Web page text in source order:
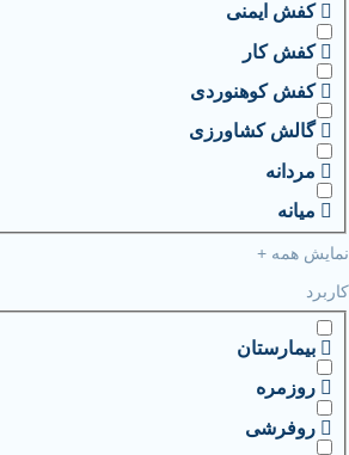
کفش ایمنی
کفش کار
کفش کوهنوردی
گالش کشاورزی
مردانه
میانه
نمایش همه +
کاربرد
بیمارستان
روزمره
روفرشی